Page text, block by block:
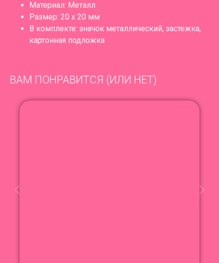
Материал: Металл
Размер: 20 x 20 мм
В комплекте: значок металлический, застежка,
картонная подложка
ВАМ ПОНРАВИТСЯ (ИЛИ НЕТ)